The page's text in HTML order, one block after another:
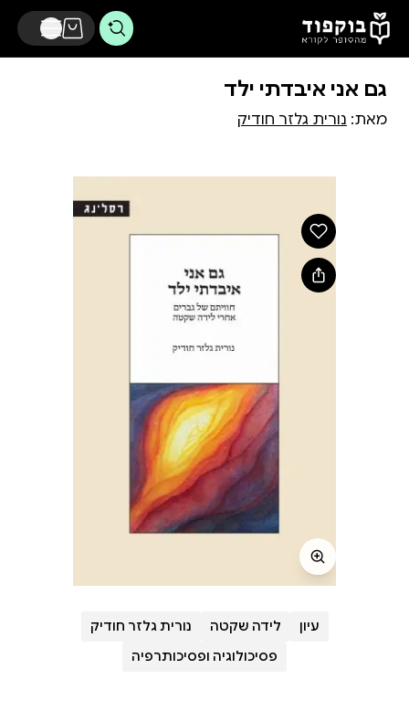
דלג לתוכן הראשי
גם אני איבדתי ילד
מאת: נורית גלזר חודיק
עיון לידה שקטה
נורית גלזר חודיק
פסיכולוגיה ופסיכותרפיה